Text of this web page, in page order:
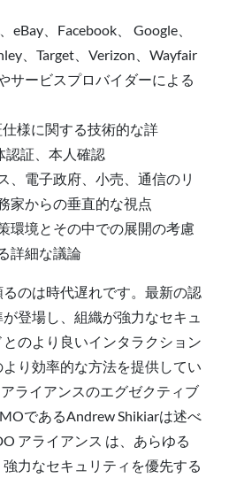
eBay、Facebook、 Google、
、Target、Verizon、Wayfair
サービスプロバイダーによる
様に関する技術的な詳
認証、本人確認
、電子政府、小売、通信のリ
家からの垂直的な視点
環境とその中での展開の考慮
詳細な議論
るのは時代遅れです。最新の認
登場し、組織が強力なセキュ
のより良いインタラクション
り効率的な方法を提供してい
ライアンスのエグゼクティブ
であるAndrew Shikiarは述べ
アライアンス は、あらゆる
力なセキュリティを優先する